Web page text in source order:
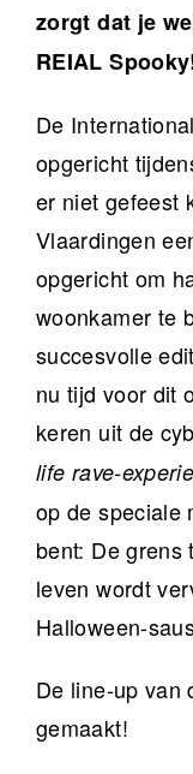
zorgt dat je
REIAL
De
opgericht
er niet gefeest
Vlaardingen
opgericht om
woonkamer te
succesvolle
nu tijd voor dit
keren uit de
life rave-
op de speciale
bent: De grens
leven wordt
Halloween-
De line-up van
gemaakt!